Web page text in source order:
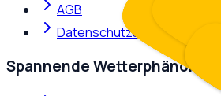
AGB
Datenschutzerklärung
Spannende Wetterphänomene